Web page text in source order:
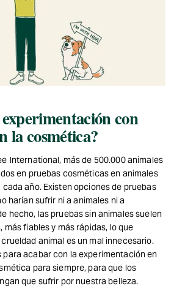
con
la cosmética?
International, más de 500.000 animales
en pruebas cosméticas en animales
año. Existen opciones de pruebas
harían sufrir ni a animales ni a
hecho, las pruebas sin animales suelen
más fiables y más rápidas, lo que
animal es un mal innecesario.
para acabar con la experimentación en
para siempre, para que los
que sufrir por nuestra belleza.